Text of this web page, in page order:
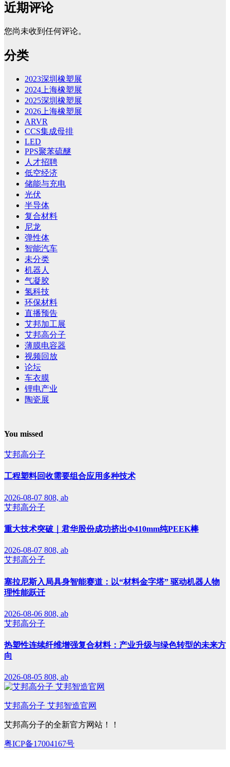
近期评论
您尚未收到任何评论。
分类
2023深圳橡塑展
2024上海橡塑展
2025深圳橡塑展
2026上海橡塑展
ARVR
CCS集成母排
LED
PPS聚苯硫醚
人才招聘
低空经济
储能与充电
光伏
半导体
复合材料
尼龙
弹性体
智能汽车
未分类
机器人
气凝胶
氢科技
环保材料
直播预告
艾邦加工展
艾邦高分子
薄膜电容器
视频回放
论坛
车衣膜
锂电产业
陶瓷展
You missed
艾邦高分子
工程塑料回收需要组合应用多种技术
2026-08-07 808, ab
艾邦高分子
重大技术突破｜君华股份成功挤出Φ410mm纯PEEK棒
2026-08-07 808, ab
艾邦高分子
塞拉尼斯入局具身智能赛道：以“材料金字塔” 驱动机器人物
理性能跃迁
2026-08-06 808, ab
艾邦高分子
热塑性连续纤维增强复合材料：产业升级与绿色转型的未来方
向
2026-08-05 808, ab
艾邦高分子 艾邦智造官网
艾邦高分子的全新官方网站！！
粤ICP备17004167号